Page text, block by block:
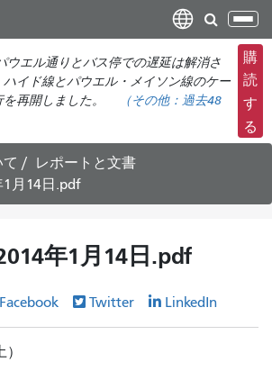
ン
コ
ン
ン
ツ
に
移
ナ
ビ
ゲ
ー
シ
ョ
切
ウエル通りとバス停での遅延は解消さ
イド線とパウエル・メイソン線のケー
再開しました。
（その他： 過去48
購
読
す
る
レポートと文書
1月14日.pdf
年1月14日.pdf
Facebook Twitter LinkedIn